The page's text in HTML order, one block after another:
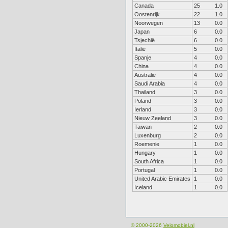
Canada
25
1.0
Oostenrijk
22
1.0
Noorwegen
13
0.0
Japan
6
0.0
Tsjechië
6
0.0
Italië
5
0.0
Spanje
4
0.0
China
4
0.0
Australië
4
0.0
Saudi Arabia
4
0.0
Thailand
3
0.0
Poland
3
0.0
Ierland
3
0.0
Nieuw Zeeland
3
0.0
Taiwan
2
0.0
Luxenburg
2
0.0
Roemenie
1
0.0
Hungary
1
0.0
South Africa
1
0.0
Portugal
1
0.0
United Arabic Emirates
1
0.0
Iceland
1 0.0
© 2000-2026 Velomobiel.nl